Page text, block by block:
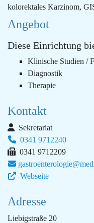
kolorektales Karzinom,
Angebot
Diese Einrichtung
Klinische Studien /
Diagnostik
Therapie
Kontakt
Sekretariat
0341 9712240
0341 9712209
Webseite
Adresse
Liebigstraße 20